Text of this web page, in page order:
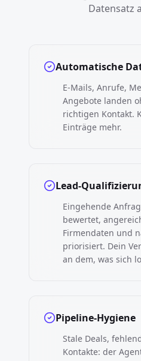
Datensatz
Automatische
E-Mails, Anrufe,
Angebote landen
richtigen Kontakt.
Einträge mehr.
Lead-
Eingehende
bewertet,
Firmendaten und
priorisiert. Dein
an dem, was sich
Pipeline-Hygiene
Stale Deals,
Kontakte: der